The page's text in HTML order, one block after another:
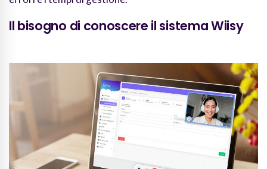
Il bisogno di conoscere il sistema Wiisy